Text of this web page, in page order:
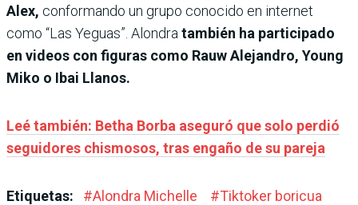
Alex, conformando un grupo conocido en internet
como “Las Yeguas”. Alondra también ha participado
en videos con figuras como Rauw Alejandro, Young
Miko o Ibai Llanos.
Leé también: Betha Borba aseguró que solo perdió
seguidores chismosos, tras engaño de su pareja
Etiquetas: #Alondra Michelle #Tiktoker boricua